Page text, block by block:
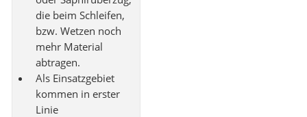
die beim Schleifen,
bzw. Wetzen noch
mehr Material
abtragen.
Als Einsatzgebiet
kommen in erster
Linie